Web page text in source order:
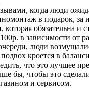
когда люди
в подарок, за
которая обязательна и
в зависимости от
люди
кроется в
что это лучшее
бы, чтобы это
и сервисом.